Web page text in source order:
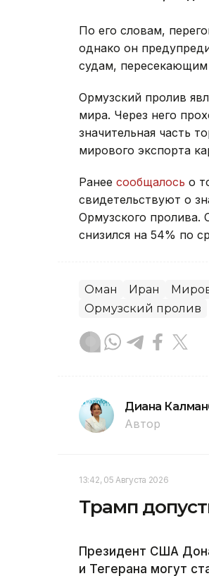
По его словам,
однако он
судам, пересекающим
Ормузский пролив
мира. Через него
значительная часть
мирового экспорта
Ранее сообщалось о
свидетельствуют о
Ормузского
снизился на 54% по
Оман Иран
Ормузский пролив
Диана
Автор
13:42, 05 Августа 2026
Трамп
Президент США
и Тегерана могут